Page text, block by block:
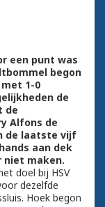
een punt was
begon
1-0
de
de
Alfons de
de laatste vijf
aan dek
niet maken.
doel bij HSV
dezelfde
Hoek begon